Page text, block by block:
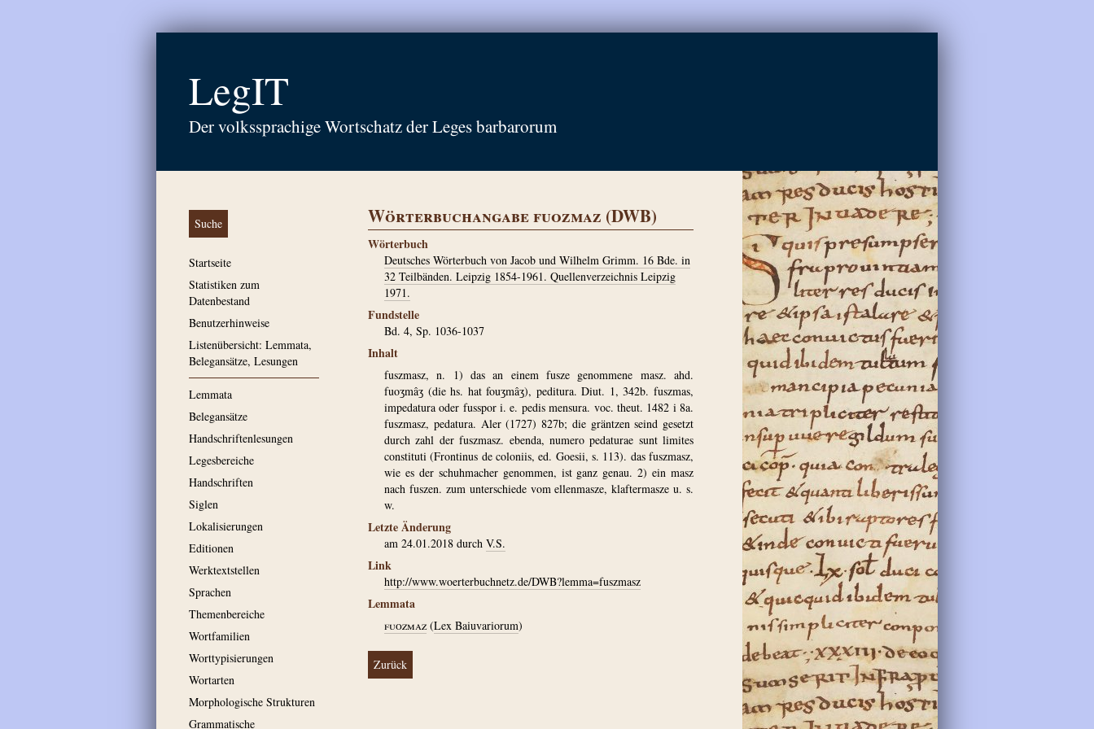
LegIT
Der volkssprachige Wortschatz der Leges barbarorum
Suche
Startseite
Statistiken zum
Datenbestand
Benutzerhinweise
Listenübersicht: Lemmata,
Belegansätze, Lesungen
Lemmata
Belegansätze
Handschriftenlesungen
Legesbereiche
Handschriften
Siglen
Lokalisierungen
Editionen
Werktextstellen
Sprachen
Themenbereiche
Wortfamilien
Worttypisierungen
Wortarten
Morphologische Strukturen
Grammatische
Wörterbuchangabe fuozmaz (DWB)
Wörterbuch
Deutsches Wörterbuch von Jacob und Wilhelm Grimm. 16 Bde. in
32 Teilbänden. Leipzig 1854-1961. Quellenverzeichnis Leipzig
1971.
Fundstelle
Bd. 4, Sp. 1036-1037
Inhalt
fuszmasz, n. 1) das an einem fusze genommene masz. ahd.
fuoʒmâʒ (die hs. hat fouʒmâʒ), peditura. Diut. 1, 342b. fuszmas,
impedatura oder fusspor i. e. pedis mensura. voc. theut. 1482 i 8a.
fuszmasz, pedatura. Aler (1727) 827b; die gräntzen seind gesetzt
durch zahl der fuszmasz. ebenda, numero pedaturae sunt limites
constituti (Frontinus de coloniis, ed. Goesii, s. 113). das fuszmasz,
wie es der schuhmacher genommen, ist ganz genau. 2) ein masz
nach fuszen. zum unterschiede vom ellenmasze, klaftermasze u. s.
w.
Letzte Änderung
am 24.01.2018 durch V.S.
Link
http://www.woerterbuchnetz.de/DWB?lemma=fuszmasz
Lemmata
fuozmaz(Lex Baiuvariorum)
Zurück